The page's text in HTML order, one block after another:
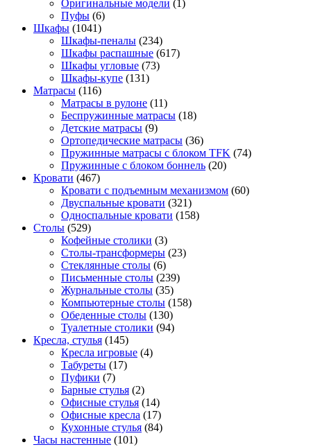
Оригинальные модели (1)
Пуфы (6)
Шкафы (1041)
Шкафы-пеналы (234)
Шкафы распашные (617)
Шкафы угловые (73)
Шкафы-купе (131)
Матрасы (116)
Матрасы в рулоне (11)
Беспружинные матрасы (18)
Детские матрасы (9)
Ортопедические матрасы (36)
Пружинные матрасы с блоком TFK (74)
Пружинные с блоком боннель (20)
Кровати (467)
Кровати с подъемным механизмом (60)
Двуспальные кровати (321)
Односпальные кровати (158)
Столы (529)
Кофейные столики (3)
Столы-трансформеры (23)
Стеклянные столы (6)
Письменные столы (239)
Журнальные столы (35)
Компьютерные столы (158)
Обеденные столы (130)
Туалетные столики (94)
Кресла, стулья (145)
Кресла игровые (4)
Табуреты (17)
Пуфики (7)
Барные стулья (2)
Офисные стулья (14)
Офисные кресла (17)
Кухонные стулья (84)
Часы настенные (101)